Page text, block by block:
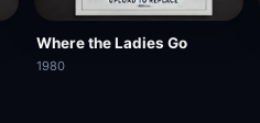
Where the Ladies Go
1980